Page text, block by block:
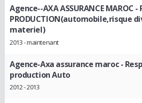
Agence--AXA ASSURANCE MAROC -
PRODUCTION(automobile,risque
materiel)
2013 - maintenant
Agence-Axa assurance maroc-
production Auto
2012 - 2013